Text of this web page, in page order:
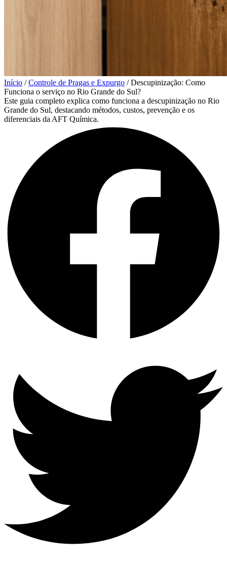
Início / Controle de Pragas e Expurgo /Descupinização: Como
Funciona o serviço no Rio Grande do Sul?
Este guia completo explica como funciona a descupinização no Rio
Grande do Sul, destacando métodos, custos, prevenção e os
diferenciais da AFT Química.